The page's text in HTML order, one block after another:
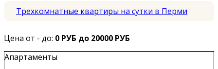
Трехкомнатные квартиры на сутки в Перми
Цена от - до: 0 РУБ до 20000 РУБ
Апартаменты